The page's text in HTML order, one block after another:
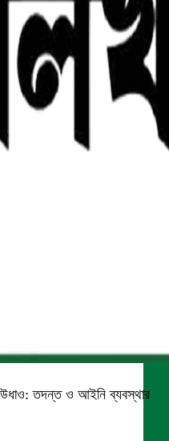
উধাও: তদন্ত ও আইনি ব্যবস্থার